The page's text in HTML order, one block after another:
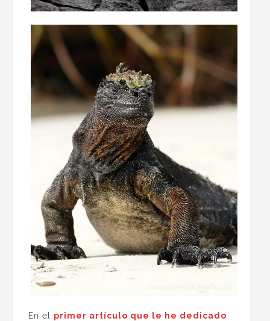
En el primer artículo que le he dedicado